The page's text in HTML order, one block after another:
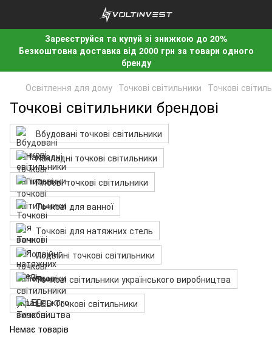
Зареєструйся та купуй зі знижкою до 20%
Безкоштовна доставка від 2000 грн за товари одного
бренду
Освітлення для дому Точкові світильники Точкові
Точкові світильники брендові
Вбудовані точкові світильники
Накладні точкові світильники
Гіпсові точкові світильники
Точкові для ванної
Точкові для натяжних стель
Подвійні точкові світильники
Точкові світильники українського виробництва
LED Точкові світильники
Немає товарів